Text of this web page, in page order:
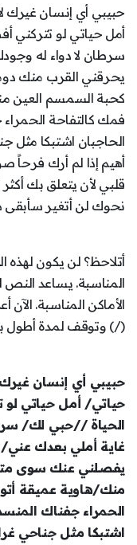
حبيبي أي إنسان
أمل حياتي لو تتركني
سرطان لا دواء له
يحرقني القرب منك
كحبة السمسم العين
فمك كالتفاحة
الحاجبان اشتبكا مثل
أهيم إذا لم أرك فرحاً
قلبي لأن يتعلق بك
نحوك لن أتغير سأبقى
أتلاحظ؟ لن يكون لهذه
المناسبة. يساعد النص
الأماكن المناسبة. الآن
(/) وتوقف لمدة أطول
حبيبي أي إنسان
حياتي/ أمل حياتي
الحياة //حبي لك/
غاية أملي بعدك
يفصلني عنك سوى
منك/هاوية عميقة
الحمراء جفناك
اشتبكا مثل جناحي